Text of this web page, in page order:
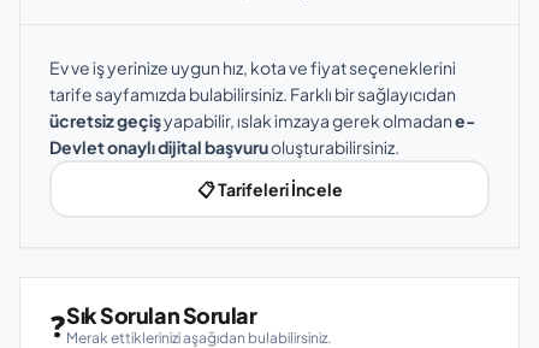
Ev ve iş yerinize uygun hız, kota ve fiyat seçeneklerini
tarife sayfamızda bulabilirsiniz. Farklı bir sağlayıcıdan
ücretsiz geçişyapabilir, ıslak imzaya gerek olmadane-
Devlet onaylı dijital başvuruoluşturabilirsiniz.
📋 Tarifeleri İncele
❓Sık Sorulan Sorular
Merak ettiklerinizi aşağıdan bulabilirsiniz.